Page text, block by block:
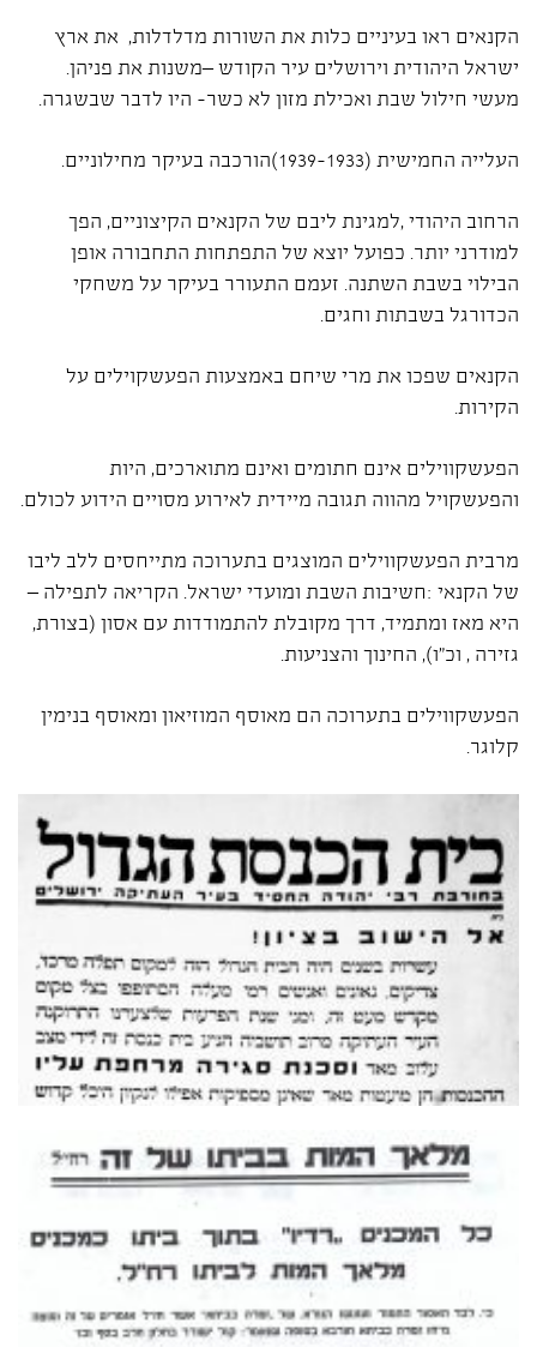
הקנאים ראו בעיניים כלות את השורות מדלדלות, את ארץ
ישראל היהודית וירושלים עיר הקודש –משנות את פניהן.
מעשי חילול שבת ואכילת מזון לא כשר- היו לדבר שבשגרה.
העלייה החמישית (1939-1933)הורכבה בעיקר מחילוניים.
הרחוב היהודי ,למגינת ליבם של הקנאים הקיצוניים, הפך
למודרני יותר. כפועל יוצא של התפתחות התחבורה אופן
הבילוי בשבת השתנה. זעמם התעורר בעיקר על משחקי
הכדורגל בשבתות וחגים.
הקנאים שפכו את מרי שיחם באמצעות הפעשקוילים על
הקירות.
הפעשקווילים אינם חתומים ואינם מתוארכים, היות
והפעשקויל מהווה תגובה מיידית לאירוע מסויים הידוע לכולם.
מרבית הפעשקווילים המוצגים בתערוכה מתייחסים ללב ליבו
של הקנאי :חשיבות השבת ומועדי ישראל. הקריאה לתפילה –
היא מאז ומתמיד, דרך מקובלת להתמודדות עם אסון (בצורת,
גזירה , וכ"ו), החינוך והצניעות.
הפעשקווילים בתערוכה הם מאוסף המוזיאון ומאוסף בנימין
קלוגר.